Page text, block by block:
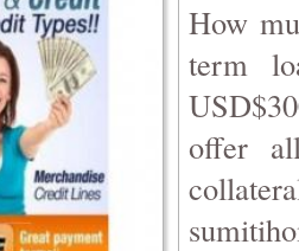
How
term
offer